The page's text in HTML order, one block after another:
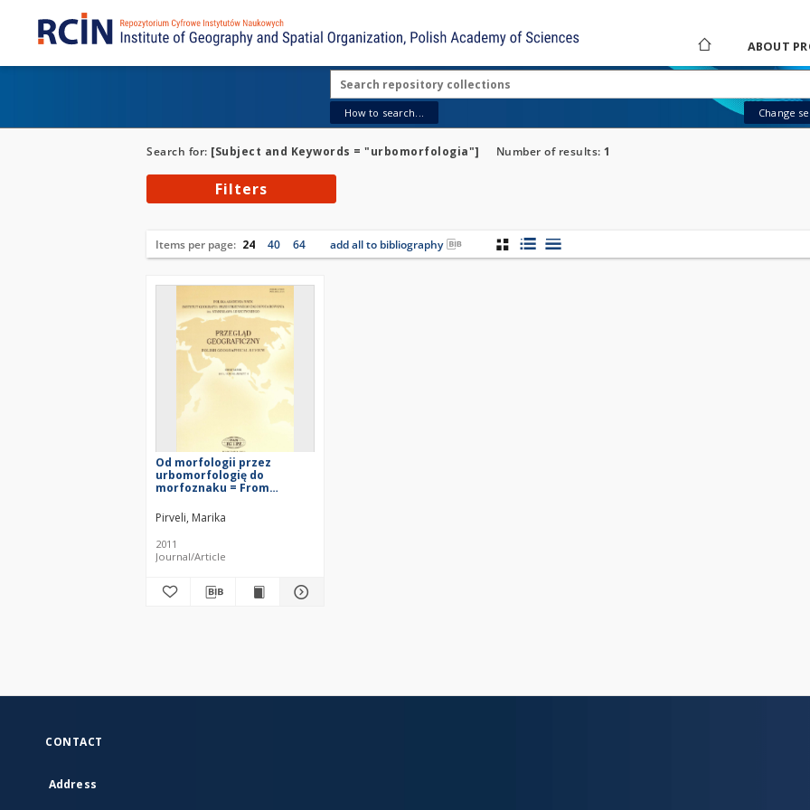
ABOUT
How to search... Change
Search for: [Subject and Keywords = "urbomorfologia"] Number of results: 1
Filters
Items per page: 24 40 64 add all to bibliography
Od morfologii przez
urbomorfologię do
morfoznaku = From
morphology through to the
morphomark
Pirveli, Marika
2011
Journal/Article
CONTACT
Address